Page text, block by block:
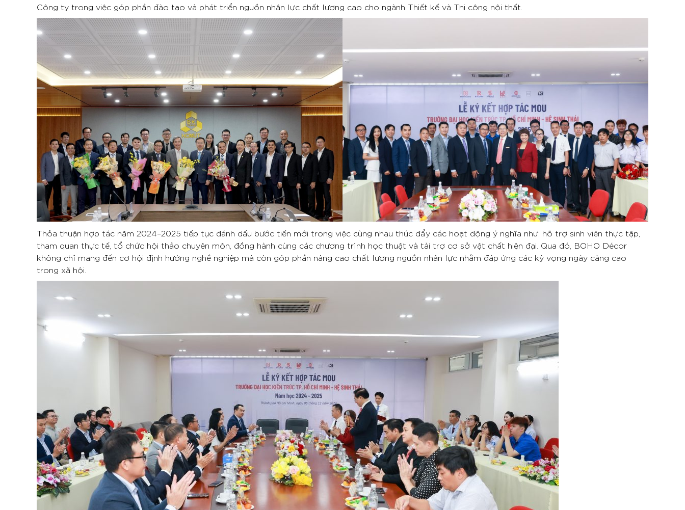
Công ty trong việc góp phần đào tạo và phát triển nguồn nhân lực chất lượng cao cho ngành Thiết kế và Thi công nội thất.
Thỏa thuận hợp tác năm 2024–2025 tiếp tục đánh dấu bước tiến mới trong việc cùng nhau thúc đẩy các hoạt động ý nghĩa như: hỗ trợ sinh viên thực tập,
tham quan thực tế, tổ chức hội thảo chuyên môn, đồng hành cùng các chương trình học thuật và tài trợ cơ sở vật chất hiện đại. Qua đó, BOHO Décor
không chỉ mang đến cơ hội định hướng nghề nghiệp mà còn góp phần nâng cao chất lượng nguồn nhân lực nhằm đáp ứng các kỳ vọng ngày càng cao
trong xã hội.